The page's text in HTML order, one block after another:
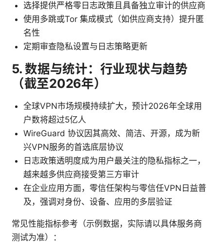
选择提供严格零日志政策且具备独立审计的供应商
使用多跳或Tor 集成模式（如供应商支持）提升匿
名性
定期审查隐私设置与日志策略更新
5. 数据与统计：行业现状与趋势
（截至2026年）
全球VPN市场规模持续扩大，预计2026年全球用
户数将超过5亿人
WireGuard 协议因其高效、简洁、开源，成为新
兴VPN服务的首选底层协议
日志政策透明度成为用户最关注的隐私指标之一，
越来越多供应商接受第三方审计
在企业应用方面，零信任架构与零信任VPN日益普
及，强调对身份、设备、应用的多层验证
常见性能指标参考（示例数据，实际请以具体服务商
测试为准）：